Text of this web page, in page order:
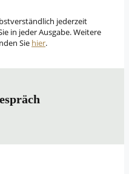
jederzeit
in jeder Ausgabe. Weitere
Sie hier.